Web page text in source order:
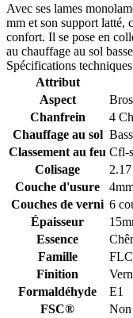
Avec ses lames
mm et son support latté,
confort. Il se pose en
au chauffage au sol
Spécifications techniques
Attribut
Aspect
Chanfrein
4
Chauffage au sol
Classement au feu Cfl-
Colisage
Couche d'usure
Couches de verni 6
Épaisseur
Essence
Famille
Finition
Formaldéhyde
E1
FSC®